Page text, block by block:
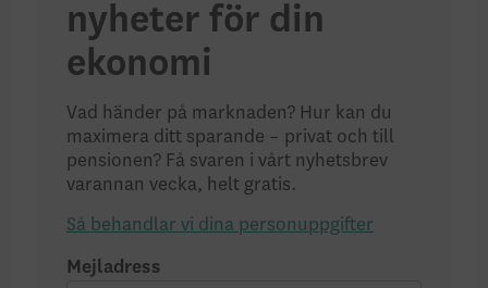
nyheter för din
ekonomi
Vad händer på marknaden? Hur kan du
maximera ditt sparande – privat och till
pensionen? Få svaren i vårt nyhetsbrev
varannan vecka, helt gratis.
Så behandlar vi dina personuppgifter
Mejladress